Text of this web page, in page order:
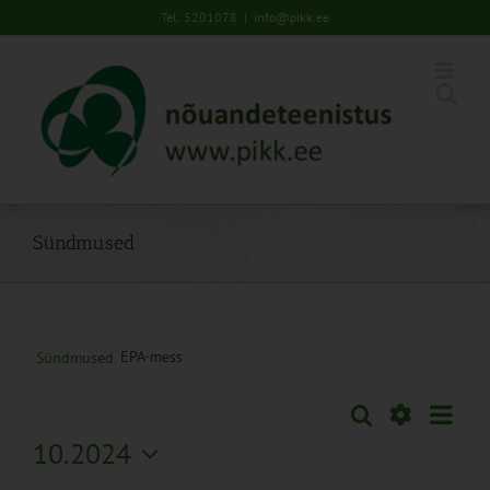
to
Tel: 5201078 | info@pikk.ee
Sündmused
Sündmused EPA-mess
Sündmused
Otsi Nädal
10.2024